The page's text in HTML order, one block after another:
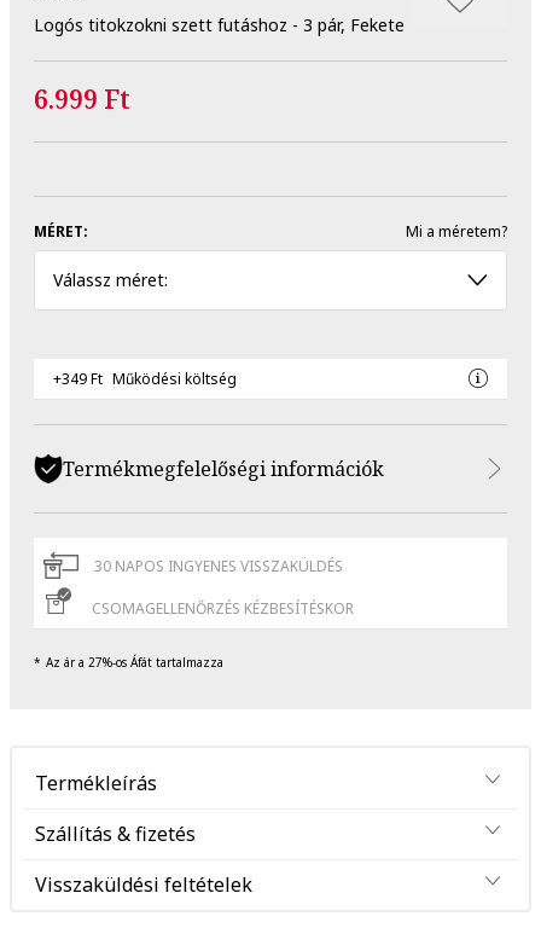
Logós titokzokni szett futáshoz - 3 pár, Fekete
6.999 Ft
MÉRET: Mi a méretem?
Válassz méret:
+349 Ft Működési költség
Termékmegfelelőségi információk
30 NAPOS INGYENES VISSZAKÜLDÉS
CSOMAGELLENŐRZÉS KÉZBESÍTÉSKOR
Az ár a 27%-os Áfát tartalmazza
Termékleírás
Szállítás & fizetés
Visszaküldési feltételek